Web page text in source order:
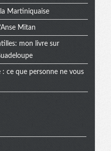
Martiniquaise
Mitan
mon livre sur
ce que personne ne vous